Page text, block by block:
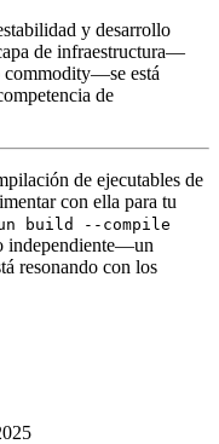
y desarrollo
de infraestructura—
commodity—se está
de
de ejecutables de
con ella para tu
build --compile
independiente—un
resonando con los